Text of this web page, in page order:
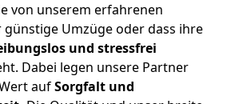
von unserem erfahrenen
Umzüge oder dass ihre
und stressfrei
Dabei legen unsere Partner
aufSorgfalt und